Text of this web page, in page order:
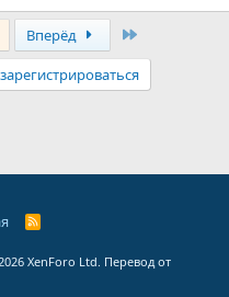
Вперёд
R
XenForo Ltd. Перевод от